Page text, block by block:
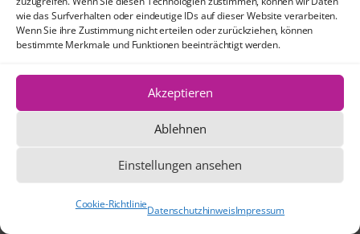
wie das Surfverhalten oder eindeutige IDs auf dieser Website verarbeiten.
Wenn Sie ihre Zustimmung nicht erteilen oder zurückziehen, können
bestimmte Merkmale und Funktionen beeinträchtigt werden.
Akzeptieren
Ablehnen
Einstellungen ansehen
Cookie-RichtlinieDatenschutzhinweisImpressum